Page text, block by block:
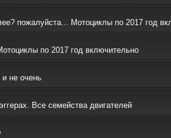
пожалуйста... Мотоциклы по 2017 год
по 2017 год включительно
не очень
Все семейства двигателей